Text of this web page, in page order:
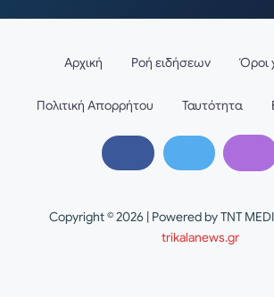
Copyright © 2026 | Powered by TNT
trikalanews.gr
Αρχική Ροή ειδήσεων Όροι
Πολιτική Απορρήτου Ταυτότητα